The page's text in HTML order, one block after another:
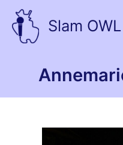
Inhalt
springen
Slam OWL